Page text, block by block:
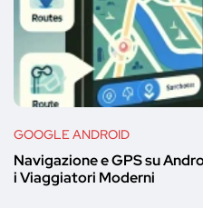
GOOGLE ANDROID
Navigazione e GPS su
i Viaggiatori Moderni